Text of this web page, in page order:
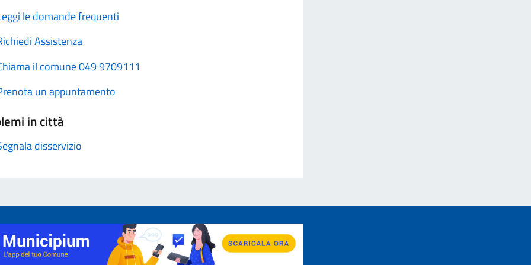
le domande frequenti
Assistenza
il comune 049 9709111
un appuntamento
in città
disservizio